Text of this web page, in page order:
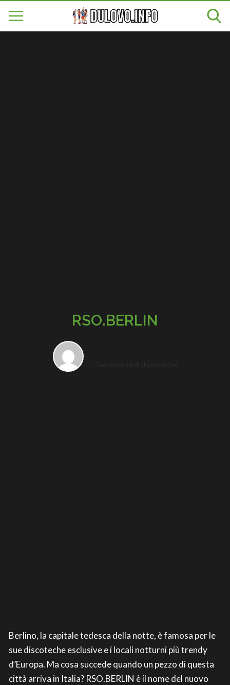
RSO.BERLIN
Berlino, la capitale tedesca della notte, è famosa per le
sue discoteche esclusive e i locali notturni più trendy
d’Europa. Ma cosa succede quando un pezzo di questa
città arriva in Italia? RSO.BERLIN è il nome del nuovo